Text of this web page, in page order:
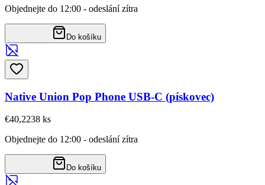
Objednejte do 12:00 - odeslání zítra
Do košíku
Native Union Pop Phone USB-C (pískovec)
€40,2238 ks
Objednejte do 12:00 - odeslání zítra
Do košíku